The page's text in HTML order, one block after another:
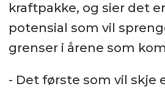
kraftpakke, og sier det
potensial som vil
grenser i årene som
- Det første som vil skje